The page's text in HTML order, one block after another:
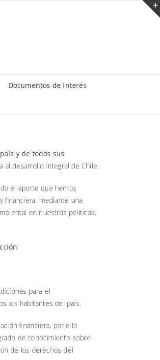
Documentos de Interés
y de todos sus
al desarrollo integral de Chile.
el aporte que hemos
financiera, mediante una
en nuestras políticas,
:
para el
los habitantes del país.
financiera, por ello
de conocimiento sobre
de los derechos del